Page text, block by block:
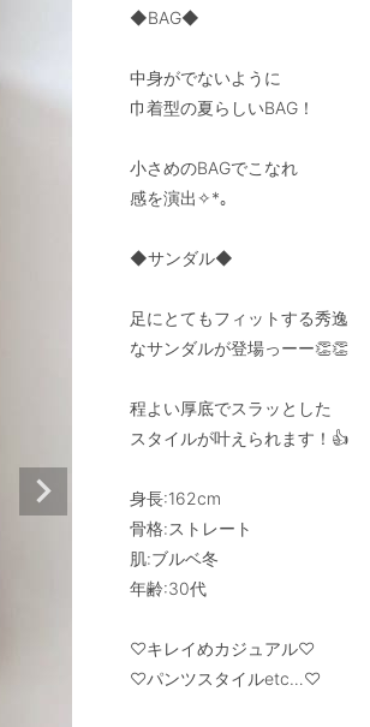
◆BAG◆
中身がでないように
巾着型の夏らしいBAG！
小さめのBAGでこなれ
感を演出✧*｡
◆サンダル◆
足にとてもフィットする秀逸
なサンダルが登場っーー👏👏
程よい厚底でスラッとした
スタイルが叶えられます！👍
身長:162cm
骨格:ストレート
肌:ブルベ冬
年齢:30代
♡キレイめカジュアル♡
♡パンツスタイルetc…♡